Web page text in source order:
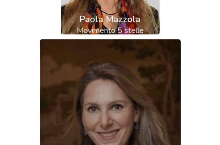
Paola Mazzola
Movimento 5 stelle